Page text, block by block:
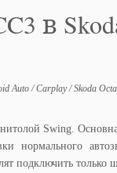
в
Auto/Carplay/Skoda
Swing.
нормального
подключить только